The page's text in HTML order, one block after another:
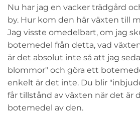
Nu har jag en vacker trädgård
by. Hur kom den här växten till
Jag visste omedelbart, om jag
botemedel från detta, vad
är det absolut inte så att jag
blommor" och göra ett
enkelt är det inte. Du blir
får tillstånd av växten när det är
botemedel av den.